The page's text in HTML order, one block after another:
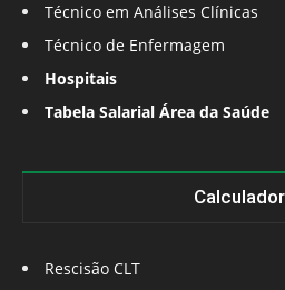
Técnico em Análises Clínicas
Técnico de Enfermagem
Hospitais
Tabela Salarial Área da Saúde
Rescisão CLT